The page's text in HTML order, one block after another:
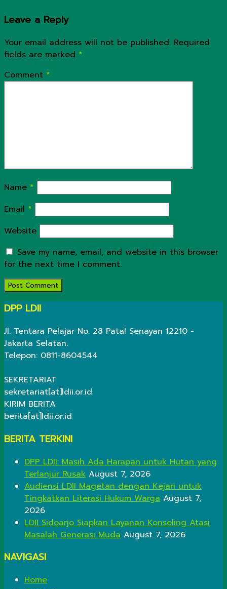
Leave a Reply
Your email address will not be published. Required
fields are marked *
Comment *
Name *
Email *
Website
Save my name, email, and website in this browser
for the next time I comment.
DPP LDII
Jl. Tentara Pelajar No. 28 Patal Senayan 12210 -
Jakarta Selatan.
Telepon: 0811-8604544
SEKRETARIAT
sekretariat[at]ldii.or.id
KIRIM BERITA
berita[at]ldii.or.id
BERITA TERKINI
DPP LDII: Masih Ada Harapan untuk Hutan yang
Terlanjur Rusak August 7, 2026
Audiensi LDII Magetan dengan Kejari untuk
Tingkatkan Literasi Hukum Warga August 7,
2026
LDII Sidoarjo Siapkan Layanan Konseling Atasi
Masalah Generasi Muda August 7, 2026
NAVIGASI
Home